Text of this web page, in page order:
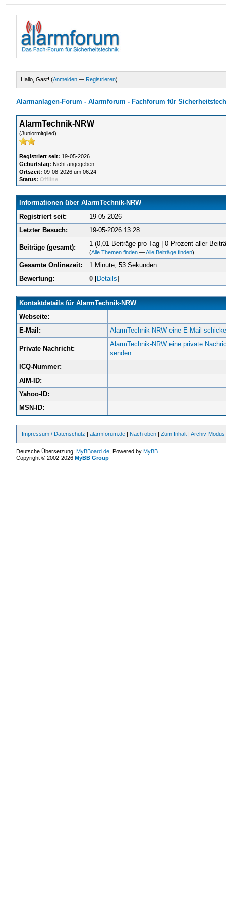
Hallo, Gast! (Anmelden — Registrieren)
Alarmanlagen-Forum - Alarmforum - Fachforum für
AlarmTechnik-NRW
(Juniormitglied)
Registriert seit: 19-05-2026
Geburtstag: Nicht angegeben
Ortszeit: 09-08-2026 um 06:24
Status: Offline
Informationen über AlarmTechnik-NRW
Registriert seit:
19-05-2026
Letzter Besuch:
19-05-2026 13:28
Beiträge (gesamt): 1 (0,01 Beiträge pro Tag | 0 Prozent aller
(Alle Themen finden —Alle Beiträge finden)
Gesamte Onlinezeit:
1 Minute, 53 Sekunden
Bewertung:
0 [Details]
Kontaktdetails für AlarmTechnik-NRW
Webseite:
E-Mail:
AlarmTechnik-NRW eine E-Mail
Private Nachricht:
AlarmTechnik-NRW eine private
senden.
ICQ-Nummer:
AIM-ID:
Yahoo-ID:
MSN-ID:
Impressum / Datenschutz |alarmforum.de | Nach oben |Zum Inhalt |Archiv-Modus
Deutsche Übersetzung:MyBBoard.de , Powered byMyBB
Copyright © 2002-2026MyBB Group